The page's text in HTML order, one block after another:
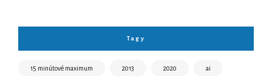
Tagy
15 minútové maximum 2013 2020 ai